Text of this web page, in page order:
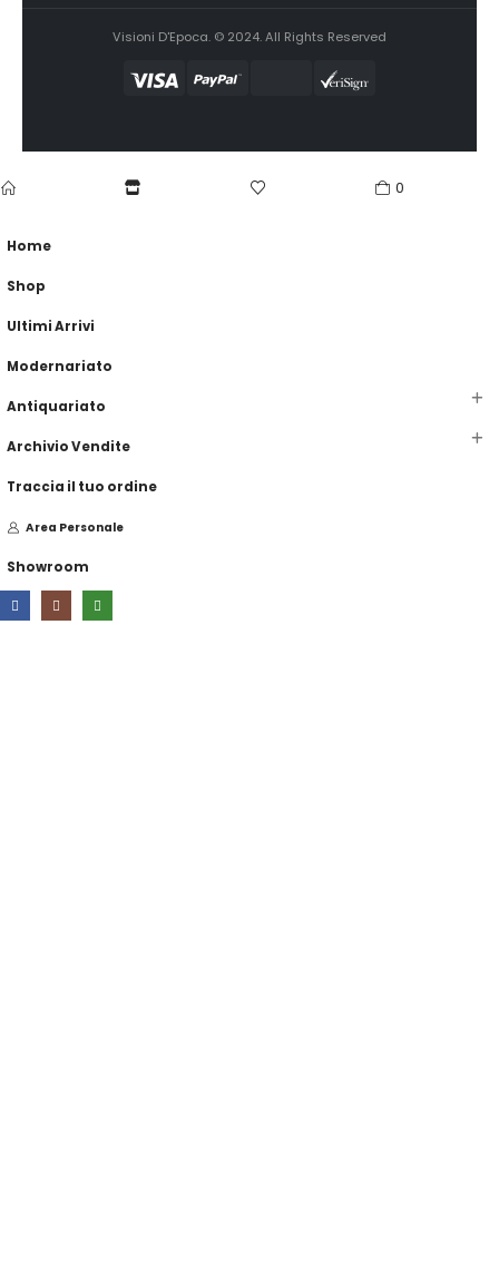
Visioni D'Epoca. © 2024. All Rights Reserved
0
Home
Shop
Ultimi Arrivi
Modernariato
Antiquariato
Archivio Vendite
Traccia il tuo ordine
Area Personale
Showroom